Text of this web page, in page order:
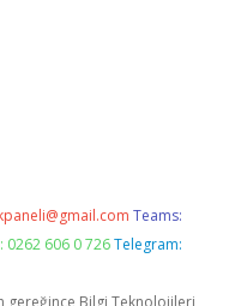
Teams:
0262 606 0 726 Telegram:
gereğince Bilgi Teknolojileri